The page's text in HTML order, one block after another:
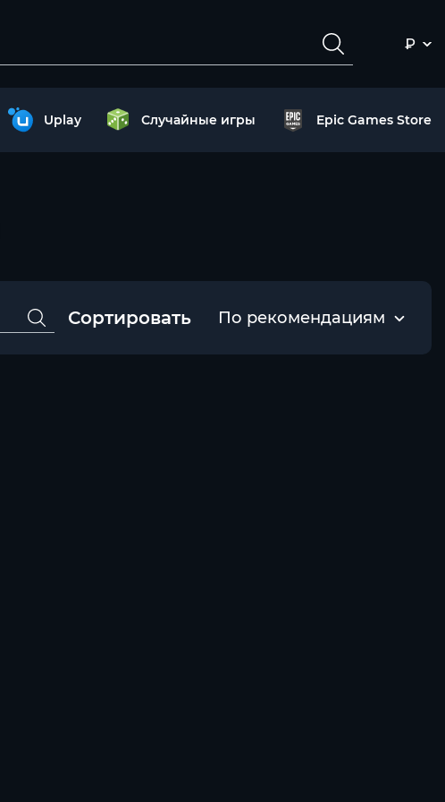
₽
Uplay Случайные игры Epic Games Store
Сортировать По рекомендациям